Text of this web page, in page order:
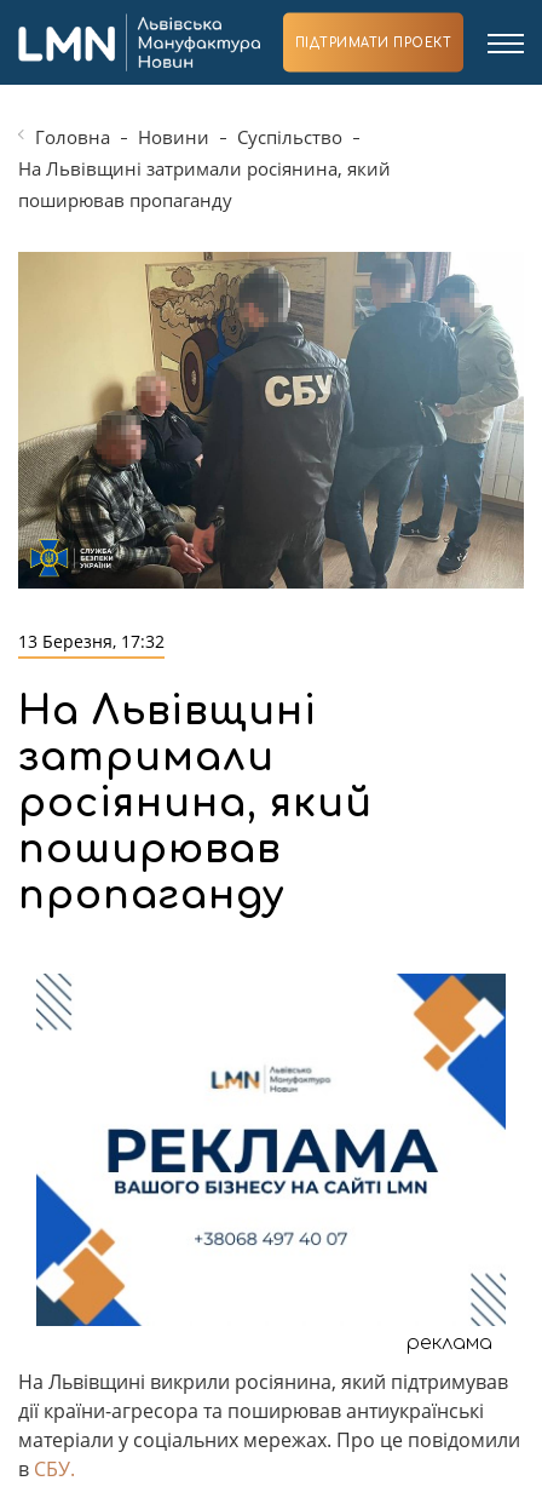
ПІДТРИМАТИ ПРОЕКТ
Головна Новини
Суспільство
На Львівщині затримали росіянина, який
поширював пропаганду
13 Березня, 17:32
На Львівщині
затримали
росіянина, який
поширював
пропаганду
реклама
На Львівщині викрили росіянина, який підтримував
дії країни-агресора та поширював антиукраїнські
матеріали у соціальних мережах. Про це повідомили
в СБУ.